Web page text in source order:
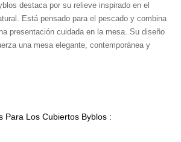
destaca por su relieve inspirado en el
Está pensado para el pescado y combina
presentación cuidada en la mesa. Su diseño
una mesa elegante, contemporánea y
Para Los Cubiertos Byblos :